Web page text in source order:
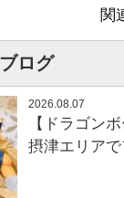
関
ログ
2026.08.07
【ドラゴン
摂津エリア